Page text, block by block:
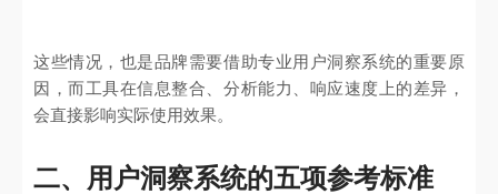
这些情况，也是品牌需要借助专业用户洞察系统的重要原
因，而工具在信息整合、分析能力、响应速度上的差异，
会直接影响实际使用效果。
二、用户洞察系统的五项参考标准